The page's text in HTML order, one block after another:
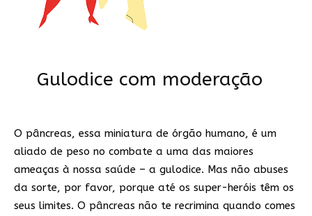
Gulodice com moderação
O pâncreas, essa miniatura de órgão humano, é um
aliado de peso no combate a uma das maiores
ameaças à nossa saúde – a gulodice. Mas não abuses
da sorte, por favor, porque até os super-heróis têm os
seus limites. O pâncreas não te recrimina quando comes